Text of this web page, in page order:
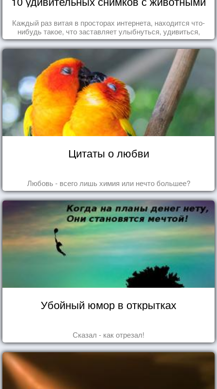
Каждый раз витая в просторах интернета, находится что-
нибудь такое, что заставляет улыбнуться, удивиться,
восхититься...
Цитаты о любви
Любовь - всего лишь химия или нечто большее?
Убойный юмор в открытках
Сказал - как отрезал!